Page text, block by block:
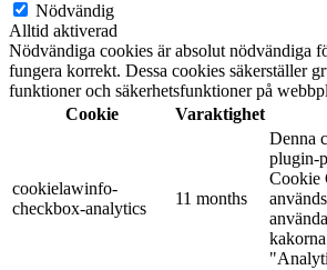
Nödvändig
Alltid aktiverad
Nödvändiga cookies är absolut nödvändiga
fungera korrekt. Dessa cookies säkerställer
funktioner och säkerhetsfunktioner på
Cookie
Varaktighet
cookielawinfo-
checkbox-analytics
11 months
Denna
plugin-
Cookie